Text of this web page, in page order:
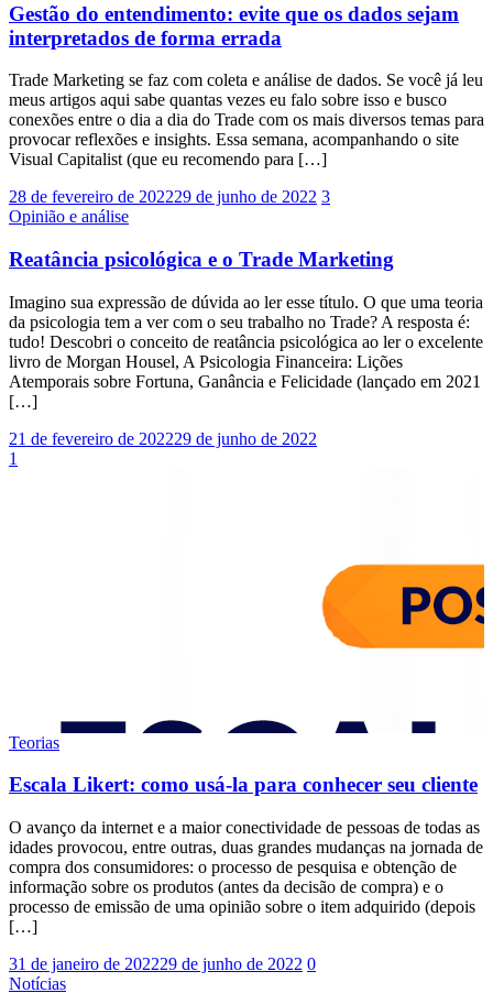
Gestão do entendimento: evite que os dados sejam
interpretados de forma errada
Trade Marketing se faz com coleta e análise de dados. Se você já leu
meus artigos aqui sabe quantas vezes eu falo sobre isso e busco
conexões entre o dia a dia do Trade com os mais diversos temas para
provocar reflexões e insights. Essa semana, acompanhando o site
Visual Capitalist (que eu recomendo para […]
28 de fevereiro de 202229 de junho de 2022 3
Opinião e análise
Reatância psicológica e o Trade Marketing
Imagino sua expressão de dúvida ao ler esse título. O que uma teoria
da psicologia tem a ver com o seu trabalho no Trade? A resposta é:
tudo! Descobri o conceito de reatância psicológica ao ler o excelente
livro de Morgan Housel, A Psicologia Financeira: Lições
Atemporais sobre Fortuna, Ganância e Felicidade (lançado em 2021
[…]
21 de fevereiro de 202229 de junho de 2022
1
Teorias
Escala Likert: como usá-la para conhecer seu cliente
O avanço da internet e a maior conectividade de pessoas de todas as
idades provocou, entre outras, duas grandes mudanças na jornada de
compra dos consumidores: o processo de pesquisa e obtenção de
informação sobre os produtos (antes da decisão de compra) e o
processo de emissão de uma opinião sobre o item adquirido (depois
[…]
31 de janeiro de 202229 de junho de 2022 0
Notícias